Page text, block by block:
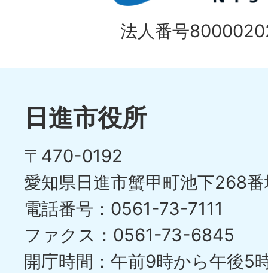
法人番号
日進市役所
〒470-0192
愛知県日進市蟹甲町池下268
電話番号：0561-73-7111
ファクス：0561-73-6845
開庁時間：午前9時から午後5